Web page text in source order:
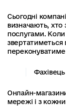
Сьогодні
визначають, хто
послугами.
звертатиметься
переконуватиме
Онлайн-
мережі і з